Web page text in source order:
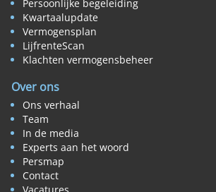
Persoonlijke begeleiding
Kwartaalupdate
Vermogensplan
LijfrenteScan
Klachten vermogensbeheer
Over ons
Ons verhaal
Team
In de media
Experts aan het woord
Persmap
Contact